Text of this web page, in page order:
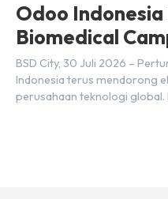
Odoo
Biomedical
Hub, BSD City
BSD City, 30 Juli 2026 –
Indonesia terus mendorong
perusahaan teknologi